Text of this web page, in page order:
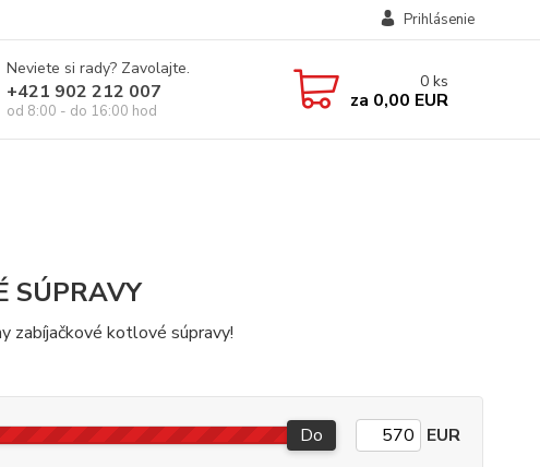
Prihlásenie
Neviete si rady? Zavolajte.
+421 902 212 007
od 8:00 - do 16:00 hod
0 ks
za 0,00 EUR
SÚPRAVY
zabíjačkové kotlové súpravy!
Do EUR